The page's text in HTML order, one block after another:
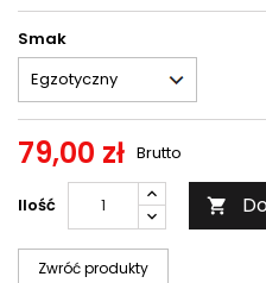
Smak
79,00 zł Brutto
Ilość 
Zwróć produkty